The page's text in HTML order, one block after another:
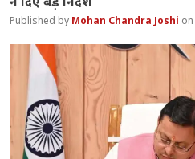
Mohan Chandra Joshi